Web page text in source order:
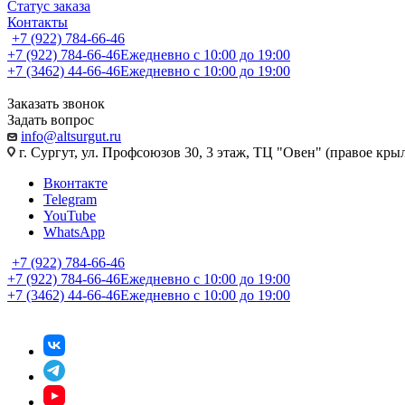
Статус заказа
Контакты
+7 (922) 784-66-46
+7 (922) 784-66-46Ежедневно с 10:00 до 19:00
+7 (3462) 44-66-46Ежедневно с 10:00 до 19:00
Заказать звонок
Задать вопрос
info@altsurgut.ru
г. Сургут, ул. Профсоюзов 30, 3 этаж, ТЦ "Овен" (правое
Вконтакте
Telegram
YouTube
WhatsApp
+7 (922) 784-66-46
+7 (922) 784-66-46Ежедневно с 10:00 до 19:00
+7 (3462) 44-66-46Ежедневно с 10:00 до 19:00